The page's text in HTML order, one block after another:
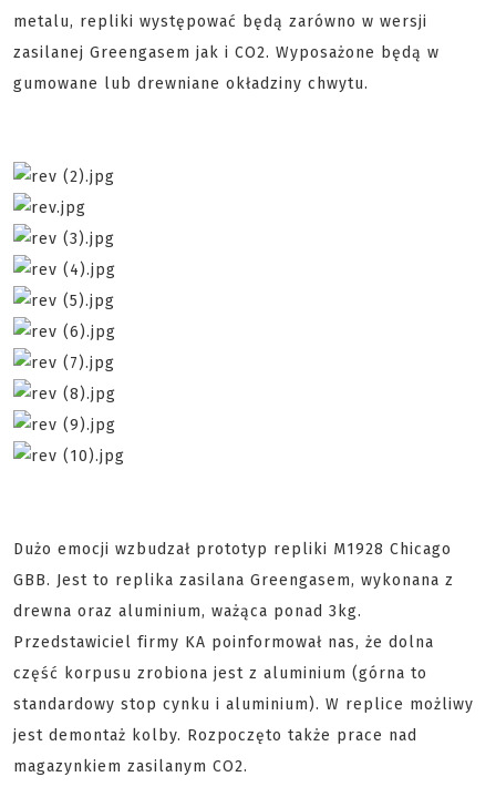
metalu, repliki występować będą zarówno w wersji
zasilanej Greengasem jak i CO2. Wyposażone będą w
gumowane lub drewniane okładziny chwytu.
Dużo emocji wzbudzał prototyp repliki M1928 Chicago
GBB. Jest to replika zasilana Greengasem, wykonana z
drewna oraz aluminium, ważąca ponad 3kg.
Przedstawiciel firmy KA poinformował nas, że dolna
część korpusu zrobiona jest z aluminium (górna to
standardowy stop cynku i aluminium). W replice możliwy
jest demontaż kolby. Rozpoczęto także prace nad
magazynkiem zasilanym CO2.